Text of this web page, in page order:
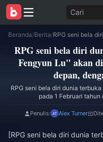
Cari
Beranda/Berita/
RPG seni bela diri
Fengyun Lu" akan
depan,
RPG seni bela diri dunia
pada 1 Februari
Penulis: Alex Turner
[RPG seni bela diri dunia